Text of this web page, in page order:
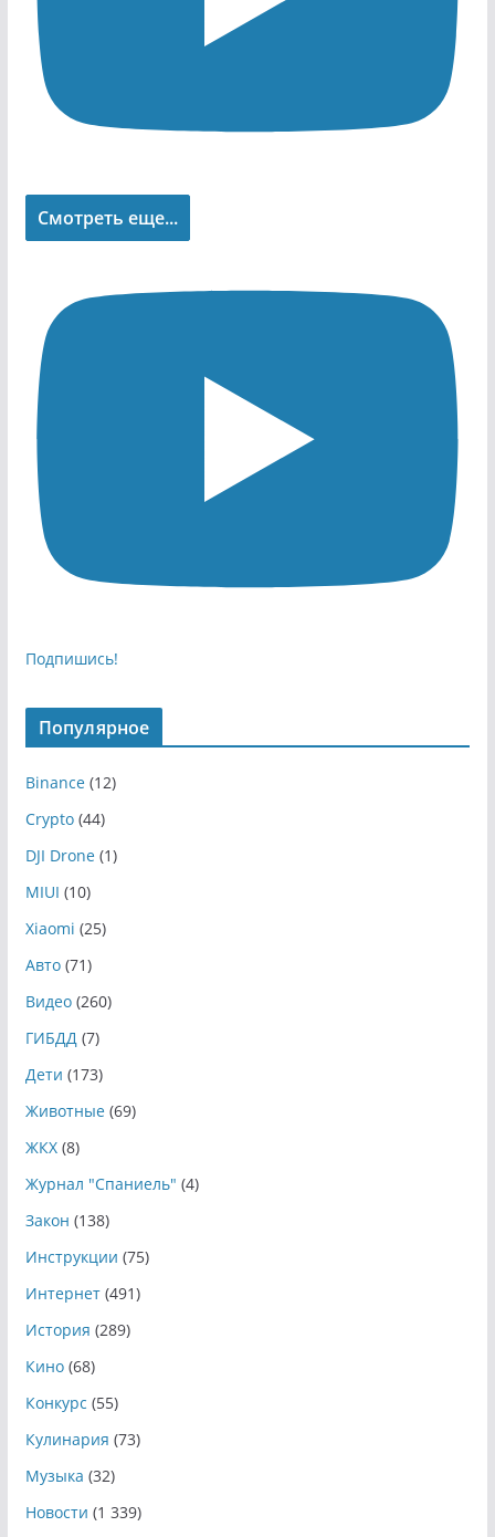
Смотреть еще...
Подпишись!
Популярное
Binance(12)
Crypto(44)
DJI Drone(1)
MIUI (10)
Xiaomi (25)
Авто(71)
Видео(260)
ГИБДД(7)
Дети (173)
Животные(69)
ЖКХ(8)
Журнал "Спаниель" (4)
Закон (138)
Инструкции (75)
Интернет(491)
История (289)
Кино(68)
Конкурс (55)
Кулинария (73)
Музыка (32)
Новости (1 339)